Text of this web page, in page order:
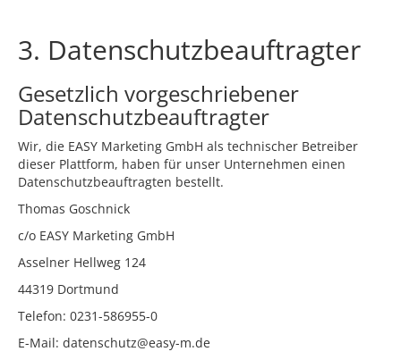
3. Datenschutzbeauftragter
Gesetzlich vorgeschriebener
Datenschutzbeauftragter
Wir, die EASY Marketing GmbH als technischer Betreiber
dieser Plattform, haben für unser Unternehmen einen
Datenschutzbeauftragten bestellt.
Thomas Goschnick
c/o EASY Marketing GmbH
Asselner Hellweg 124
44319 Dortmund
Telefon: 0231-586955-0
E-Mail: datenschutz@easy-m.de